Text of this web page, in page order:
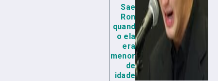
Sae
Ron
quand
o ela
era
menor
de
idade